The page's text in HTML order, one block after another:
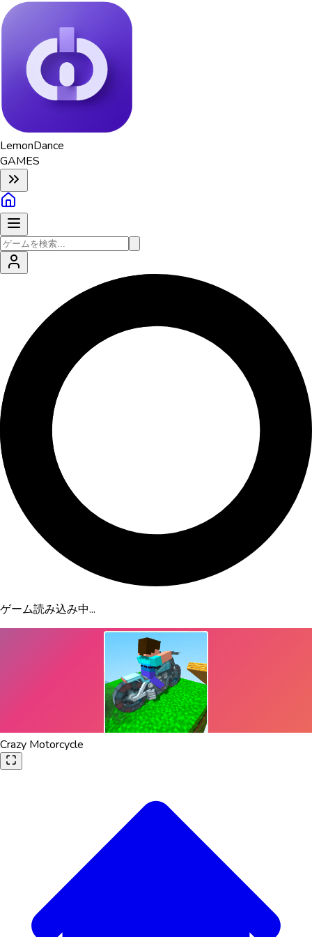
LemonDance
GAMES
ゲーム読み込み中...
Crazy Motorcycle